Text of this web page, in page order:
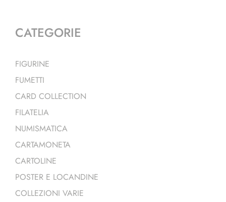
CATEGORIE
FIGURINE
FUMETTI
CARD COLLECTION
FILATELIA
NUMISMATICA
CARTAMONETA
CARTOLINE
POSTER E LOCANDINE
COLLEZIONI VARIE